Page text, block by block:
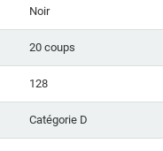
Noir
20 coups
128
Catégorie D